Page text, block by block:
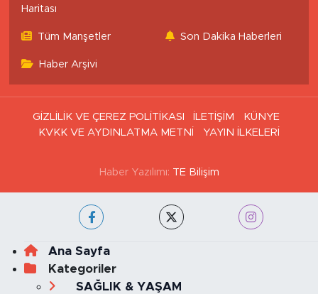
Haritası
Tüm Manşetler Son Dakika Haberleri
Haber Arşivi
GİZLİLİK VE ÇEREZ POLİTİKASI İLETİŞİM
KÜNYE
KVKK VE AYDINLATMA METNİ
YAYIN İLKELERİ
Haber Yazılımı: TE Bilişim
Ana Sayfa
Kategoriler
SAĞLIK & YAŞAM